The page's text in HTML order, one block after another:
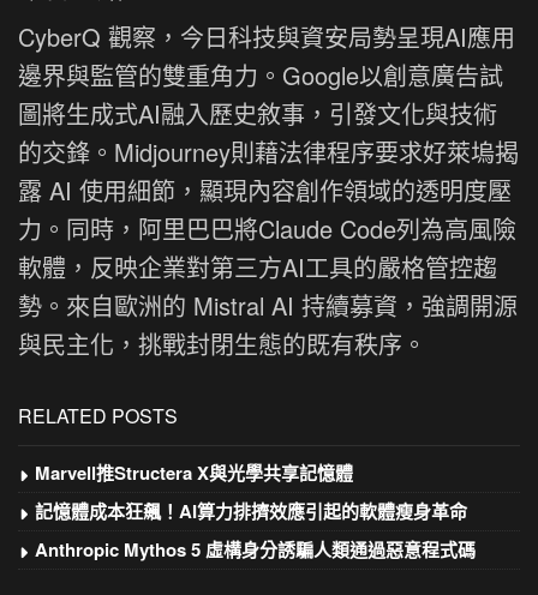
CyberQ 觀察，今日科技與資安局勢呈現AI應用
邊界與監管的雙重角力。Google以創意廣告試
圖將生成式AI融入歷史敘事，引發文化與技術
的交鋒。Midjourney則藉法律程序要求好萊塢揭
露 AI 使用細節，顯現內容創作領域的透明度壓
力。同時，阿里巴巴將Claude Code列為高風險
軟體，反映企業對第三方AI工具的嚴格管控趨
勢。來自歐洲的 Mistral AI 持續募資，強調開源
與民主化，挑戰封閉生態的既有秩序。
RELATED POSTS
Marvell推Structera X與光學共享記憶體
記憶體成本狂飆！AI算力排擠效應引起的軟體瘦身革命
Anthropic Mythos 5 虛構身分誘騙人類通過惡意程式碼